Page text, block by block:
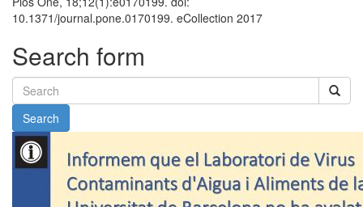
10.1371/journal.pone.0170199. eCollection 2017
Search form
Search